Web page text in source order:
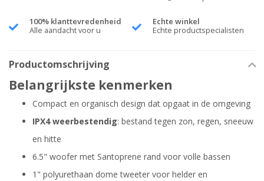
100% klanttevredenheid
Alle aandacht voor u
Echte winkel
Echte productspecialisten
Productomschrijving
Belangrijkste kenmerken
Compact en organisch design dat opgaat in de omgeving
IPX4 weerbestendig: bestand tegen zon, regen, sneeuw
en hitte
6.5" woofer met Santoprene rand voor volle bassen
1" polyurethaan dome tweeter voor helder en